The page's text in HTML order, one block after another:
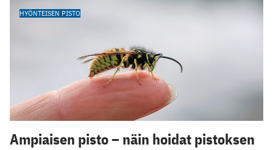
HYÖNTEISEN PISTO
Ampiaisen pisto – näin hoidat pistoksen